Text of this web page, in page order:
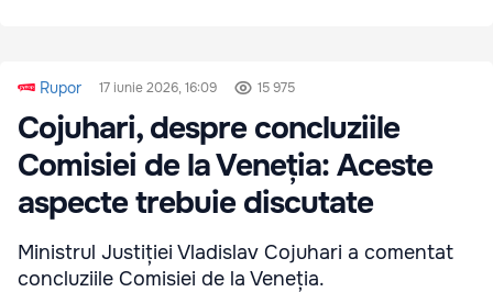
Rupor 17 iunie 2026, 16:09 15 975
Cojuhari, despre concluziile
Comisiei de la Veneția: Aceste
aspecte trebuie discutate
Ministrul Justiției Vladislav Cojuhari a comentat
concluziile Comisiei de la Veneția.